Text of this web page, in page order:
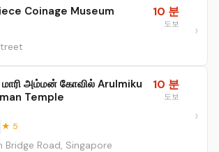
Coinage Museum 10 분
도보
மாரி அம்மன் கோவில் Arulmiku
Temple
★ 5
Bridge Road, Singapore
10 분
도보